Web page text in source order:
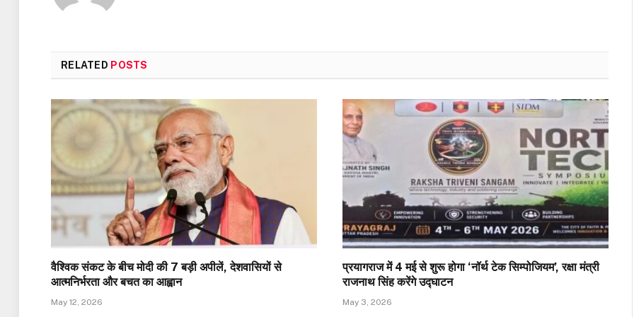
RELATED POSTS
वैश्विक संकट के बीच मोदी की 7 बड़ी अपीलें, देशवासियों से
आत्मनिर्भरता और बचत का आह्वान
May 12, 2026
प्रयागराज में 4 मई से शुरू होगा ‘नॉर्थ टेक सिम्पोजियम’, रक्षा मंत्री
राजनाथ सिंह करेंगे उद्घाटन
May 3, 2026